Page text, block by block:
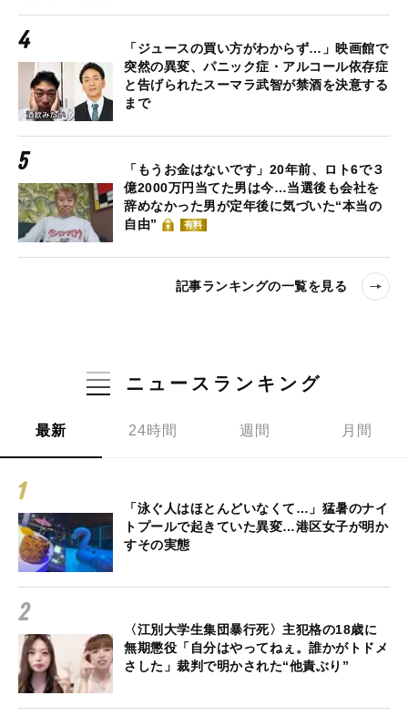
「ジュースの買い方がわからず…」映画館で
突然の異変、パニック症・アルコール依存症
と告げられたスーマラ武智が禁酒を決意する
まで
「もうお金はないです」20年前、ロト6で３
億2000万円当てた男は今…当選後も会社を
辞めなかった男が定年後に気づいた“本当の
自由”
有料
記事ランキングの一覧を見る
ニュースランキング
最新 24時間 週間 月間
「泳ぐ人はほとんどいなくて…」猛暑のナイ
トプールで起きていた異変…港区女子が明か
すその実態
〈江別大学生集団暴行死〉主犯格の18歳に
無期懲役「自分はやってねぇ。誰かがトドメ
さした」裁判で明かされた“他責ぶり”